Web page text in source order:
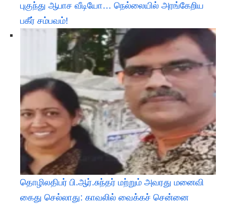
புகுந்து ஆபாச வீடியோ… நெல்லையில் அரங்கேறிய
பகீர் சம்பவம்!
தொழிலதிபர் பி.ஆர்.சுந்தர் மற்றும் அவரது மனைவி
கைது செல்லாது: காவலில் வைக்கச் சென்னை